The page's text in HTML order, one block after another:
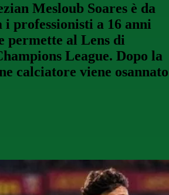
Mesloub Soares è da
professionisti a 16 anni
permette al Lens di
League. Dopo la
calciatore viene osannato